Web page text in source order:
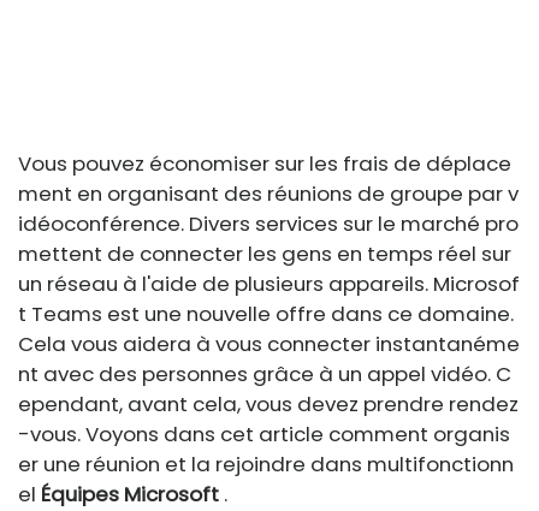
Vous pouvez économiser sur les frais de déplace
ment en organisant des réunions de groupe par v
idéoconférence. Divers services sur le marché pro
mettent de connecter les gens en temps réel sur
un réseau à l'aide de plusieurs appareils. Microsof
t Teams est une nouvelle offre dans ce domaine.
Cela vous aidera à vous connecter instantanéme
nt avec des personnes grâce à un appel vidéo. C
ependant, avant cela, vous devez prendre rendez
-vous. Voyons dans cet article comment organis
er une réunion et la rejoindre dans multifonctionn
el Équipes Microsoft .